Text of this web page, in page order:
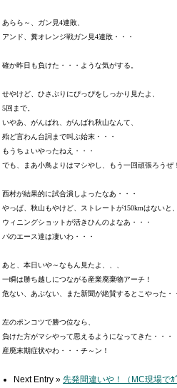
あらら～、ガン見4連敗、
アンド、糞オレンジ戦ガン見4連敗・・・
確か昨日も負けた・・・ような気がする。
せやけど、ひさぶりにぴっぴをしっかり見たよ、
5回まで。
いやあ、がんばれ、がんばれ秋山なんて、
殆ど言わん台詞まで叫ぶ始末・・・
もうちょいやったねえ・・・
でも、まあ小鳥よりはマシやし、もう一回頑張ろうぜ！
西村が結果的に試合潰しよったなあ・・・
やっぱ、秋山もやけど、ストレートが150kmはないと、
ウィニングショットが活きひんのよなあ・・・
パのエース達は凄いわ・・・
あと、本日いや～なもん見たよ、、、
一瞬は勝ち越しにつながる産業廃棄物アーチ！
危ない、あぶない、また新聞が絶賛するとこやった・
左のポンコツで勝つ位なら、
負けた方がマシやって思えるようになってきた・・・
産廃末期症状やわ・・・チ～ン！
Next Entry » 先発間違いや！（MC現場で